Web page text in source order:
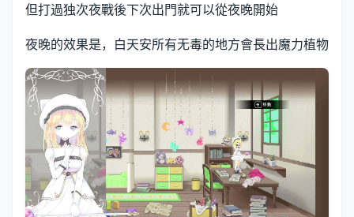
但打過独次夜戰後下次出門就可以從夜晚開始
夜晚的效果是，白天安所有无毒的地方會長出魔力植物